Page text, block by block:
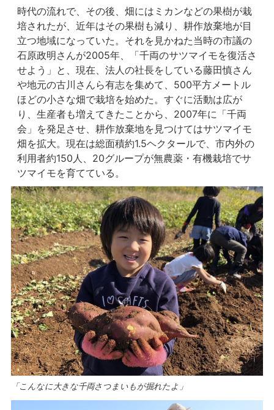
時代の流れで、その後、畑にはミカンなどの果樹が栽
培されたが、近年はその果樹も減り、耕作放棄地が目
立つ地域になっていた。それを見かねた当時の市議の
石原政明さんが2005年、「千両のサツマイモを復活さ
せよう」と、現在、法人の社長をしている藤田慎さん
や地元の古川さんら有志を集めて、500平方メートル
ほどの小さな畑で栽培を始めた。すぐに活動は広が
り、生産者も増えてきたことから、2007年に「千両
会」を発足させ、耕作放棄地を見つけてはサツマイモ
畑を拡大。現在は総面積約1.5ヘクタールで、市内外の
利用者約150人、20グループが無農薬・有機栽培でサ
ツマイモを育てている。
「こんなに大きな千両さつまいもが掘れたよ」